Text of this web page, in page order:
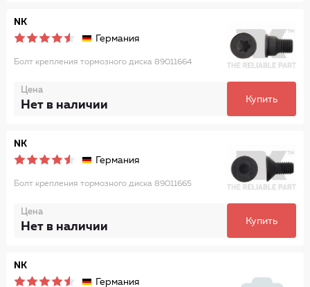
NK
Германия
Болт крепления тормозного диска 89011664
Цена
Нет в наличии Купить
NK
Германия
Болт крепления тормозного диска 89011665
Цена
Нет в наличии Купить
NK
Германия